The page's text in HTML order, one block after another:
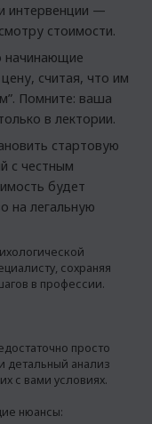
интервенции —
стоимости.
начинающие
считая, что им
Помните: ваша
в лектории.
стартовую
с честным
будет
на легальную
сохраняя
в профессии.
просто
детальный анализ
с вами условиях.
нюансы: